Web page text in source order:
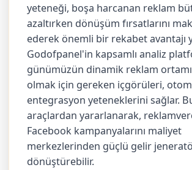
yeteneği, boşa harcanan reklam
azaltırken dönüşüm fırsatlarını
ederek önemli bir rekabet avantajı
Godofpanel'in kapsamlı analiz
günümüzün dinamik reklam
olmak için gereken içgörüleri,
entegrasyon yeteneklerini sağlar.
araçlardan yararlanarak,
Facebook kampanyalarını maliyet
merkezlerinden güçlü gelir
dönüştürebilir.